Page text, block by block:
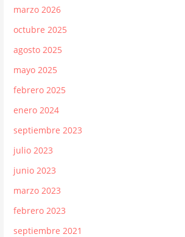
marzo 2026
octubre 2025
agosto 2025
mayo 2025
febrero 2025
enero 2024
septiembre 2023
julio 2023
junio 2023
marzo 2023
febrero 2023
septiembre 2021